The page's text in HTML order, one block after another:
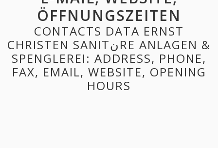
ÖFFNUNGSZEITEN
CONTACTS DATA ERNST
CHRISTEN SANITنRE ANLAGEN &
SPENGLEREI: ADDRESS, PHONE,
FAX, EMAIL, WEBSITE, OPENING
HOURS